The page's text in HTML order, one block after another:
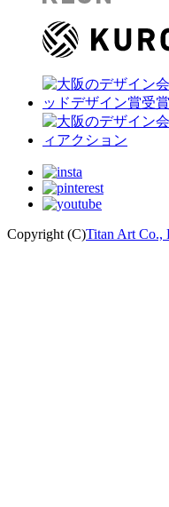
Copyright (C)Titan Art Co.,